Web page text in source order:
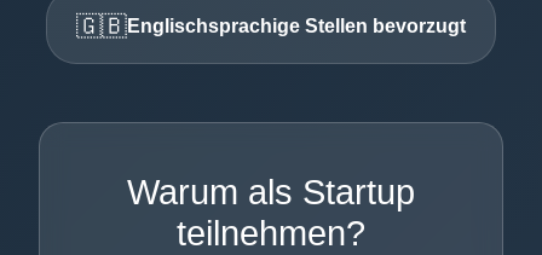
🇬🇧Englischsprachige Stellen bevorzugt
Warum als Startup
teilnehmen?